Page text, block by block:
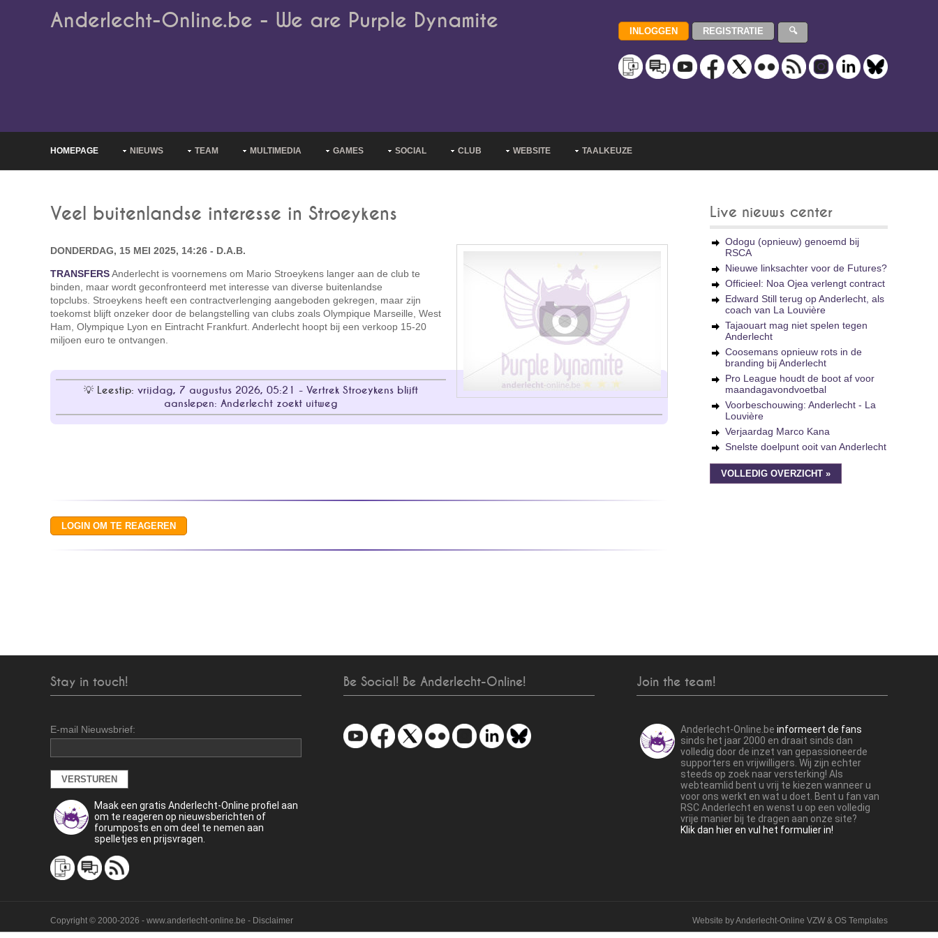
Anderlecht-Online.be - We are Purple Dynamite
HOMEPAGE NIEUWS TEAM MULTIMEDIA GAMES SOCIAL CLUB WEBSITE TAALKEUZE
Veel buitenlandse interesse in Stroeykens
DONDERDAG, 15 MEI 2025, 14:26 - D.A.B.
TRANSFERSAnderlecht is voornemens om Mario Stroeykens langer aan de club te
binden, maar wordt geconfronteerd met interesse van diverse buitenlandse
topclubs. Stroeykens heeft een contractverlenging aangeboden gekregen, maar zijn
toekomst blijft onzeker door de belangstelling van clubs zoals Olympique Marseille, West
Ham, Olympique Lyon en Eintracht Frankfurt. Anderlecht hoopt bij een verkoop 15-20
miljoen euro te ontvangen.
Leestip: vrijdag, 7 augustus 2026, 05:21 - Vertrek Stroeykens blijft
aanslepen: Anderlecht zoekt uitweg
Live nieuws center
Odogu (opnieuw) genoemd bij
RSCA
Nieuwe linksachter voor de Futures?
Officieel: Noa Ojea verlengt contract
Edward Still terug op Anderlecht, als
coach van La Louvière
Tajaouart mag niet spelen tegen
Anderlecht
Coosemans opnieuw rots in de
branding bij Anderlecht
Pro League houdt de boot af voor
maandagavondvoetbal
Voorbeschouwing: Anderlecht - La
Louvière
Verjaardag Marco Kana
Snelste doelpunt ooit van Anderlecht
VOLLEDIG OVERZICHT »
Stay in touch!
E-mail Nieuwsbrief:
Maak een gratis Anderlecht-Online profiel aan
om te reageren op nieuwsberichten of
forumposts en om deel te nemen aan
spelletjes en prijsvragen.
Be Social! Be Anderlecht-Online! Join the team!
Anderlecht-Online.be informeert de fans
sinds het jaar 2000 en draait sinds dan
volledig door de inzet van gepassioneerde
supporters en vrijwilligers. Wij zijn echter
steeds op zoek naar versterking! Als
webteamlid bent u vrij te kiezen wanneer u
voor ons werkt en wat u doet. Bent u fan van
RSC Anderlecht en wenst u op een volledig
vrije manier bij te dragen aan onze site?
Klik dan hier en vul het formulier in!
Copyright © 2000-2026 - www.anderlecht-online.be - Disclaimer Website byAnderlecht-Online VZW & OS Templates